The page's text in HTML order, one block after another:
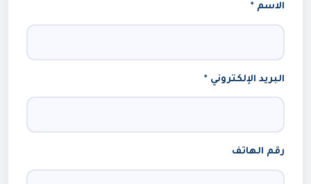
الاسم *
البريد الإلكتروني *
رقم الهاتف